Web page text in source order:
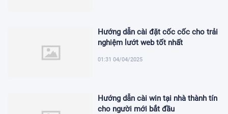
Hướng dẫn cài đặt cốc cốc cho trải
nghiệm lướt web tốt nhất
01:31 04/04/2025
Hướng dẫn cài win tại nhà thành tín
cho người mới bắt đầu